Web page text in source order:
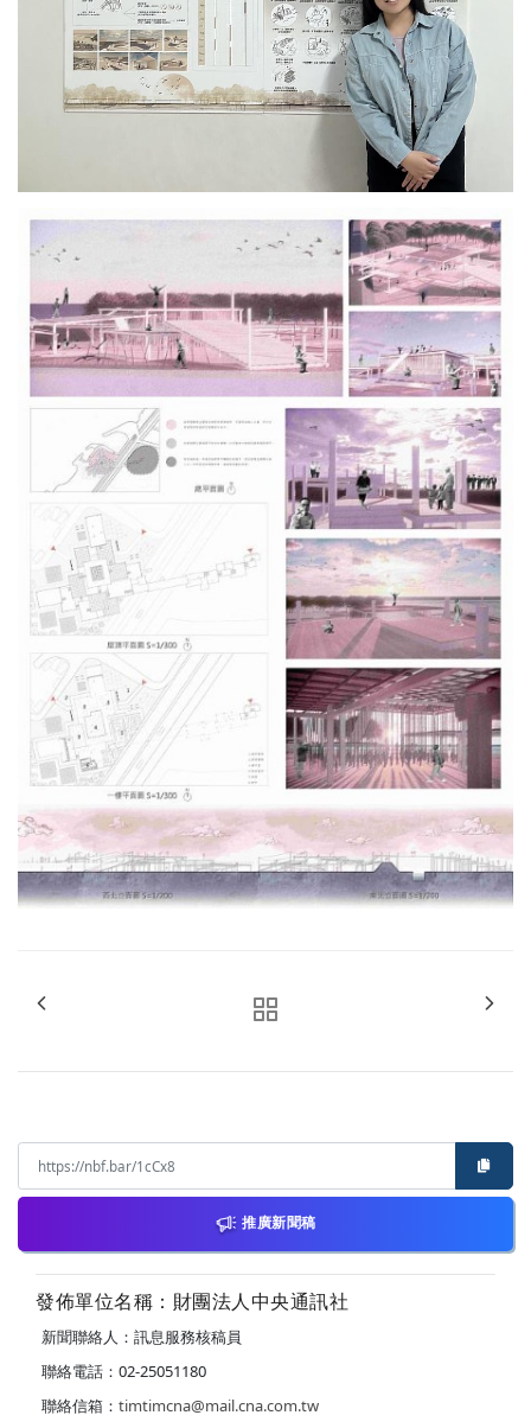
推廣新聞稿
發佈單位名稱：財團法人中央通訊社
新聞聯絡人：訊息服務核稿員
聯絡電話：02-25051180
聯絡信箱： timtimcna@mail.cna.com.tw